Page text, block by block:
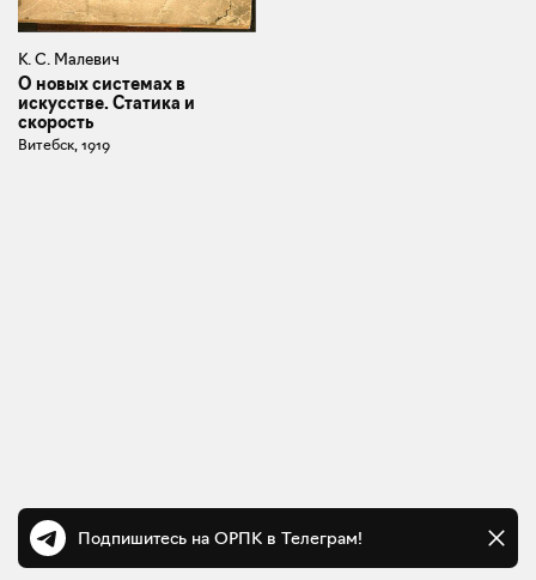
К. С. Малевич
О новых системах в
искусстве. Статика и
скорость
Витебск, 1919
Подпишитесь на ОРПК в Телеграм!